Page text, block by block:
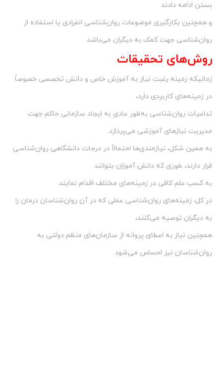
بستن ادامه دادند
و همچنین بکارگیری موضوعات روان‌شناسی انفرادی یا استفاده از
روان‌شناسی جهت کمک به دیگران می‌باشد.
روش‌های تحقیقات
زمانیکه زمینه رغبت نیاز به آموزش خاص و دانش تخصصی خصوصاً
در زمینه‌های کاربردی دارد،
تداعیات روان‌شناسی به‌طور عادی به ایجاد سازمانی حاکم جهت
مدیریت نیازهای آموزشی می‌پردازد.
به همین شکل، نیازمندی‌ها احتمالاً در درجات دانشگاهی روان‌شناسی
قرار دارند، طوری که دانش آموزان بتوانند
به کسب علم کافی در زمینه‌های مختلف اقدام نمایند.
در کل، زمینه‌های روان‌شناسی عملی که در آن روان‌شناسان درمان را
به دیگران توصیه می‌کنند،
همچنین نیاز به اعطای پروانه از سازمان‌های منظم دولتی به
روان‌شناسان نیز احساس می‌شود.